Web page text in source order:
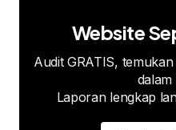
Website
Audit GRATIS,
dalam
Laporan lengkap